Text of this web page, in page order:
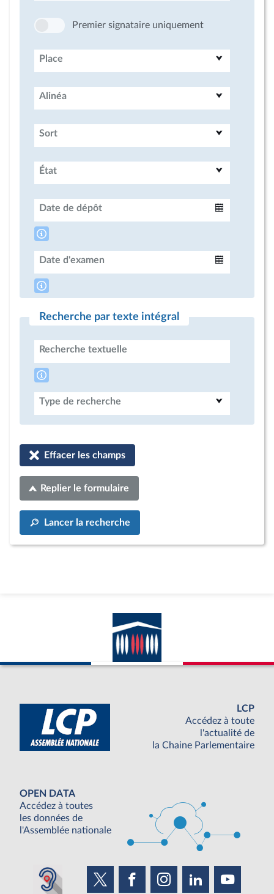
Premier signataire uniquement
Place
Alinéa
Sort
État
Date de dépôt
Date d'examen
Recherche par texte intégral
Recherche textuelle
Type de recherche
Effacer les champs
Replier le formulaire
Lancer la recherche
LCP
Accédez à toute
l'actualité de
la Chaine Parlementaire
OPEN DATA
Accédez à toutes
les données de
l'Assemblée nationale